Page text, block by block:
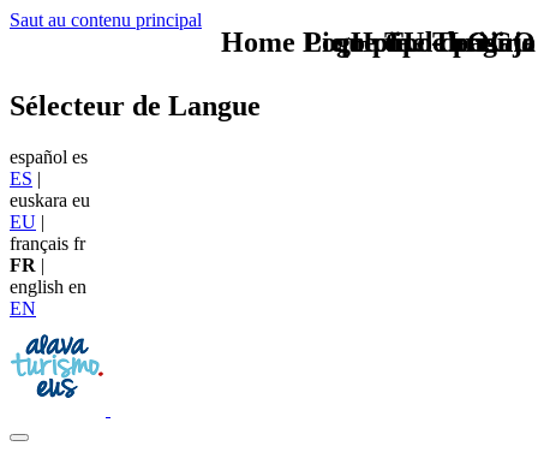
Saut au contenu principal
TU - LOGO
Sélecteur de Langue
español es
ES |
euskara eu
EU |
français fr
FR |
english en
EN
que tipo de viaje
Home Logo pie de página
Pie Home Turismo